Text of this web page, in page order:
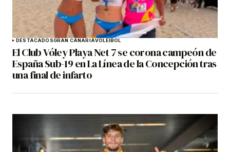
DESTACADOSGRAN CANARIAVOLEIBOL
El Club Vóley Playa Net 7 se corona campeón de
España Sub-19 en La Línea de la Concepción tras
una final de infarto